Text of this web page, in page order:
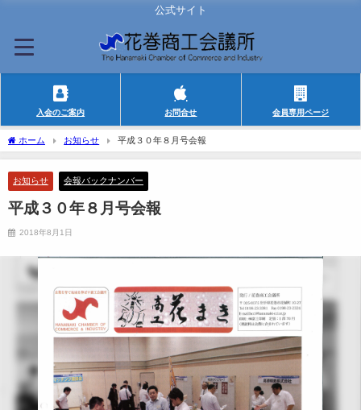
公式サイト
入会のご案内 お問合せ 会員専用ページ
ホーム お知らせ 平成３０年８月号会報
お知らせ 会報バックナンバー
平成３０年８月号会報
2018年8月1日